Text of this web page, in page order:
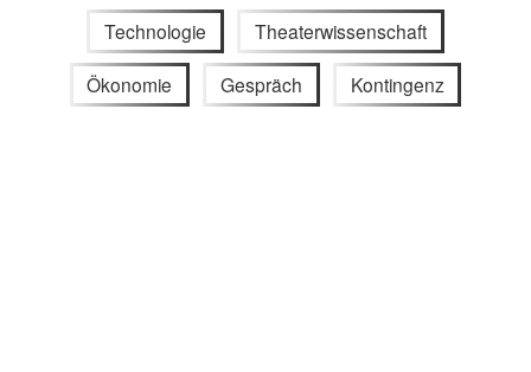
Technologie Theaterwissenschaft
Ökonomie Gespräch Kontingenz